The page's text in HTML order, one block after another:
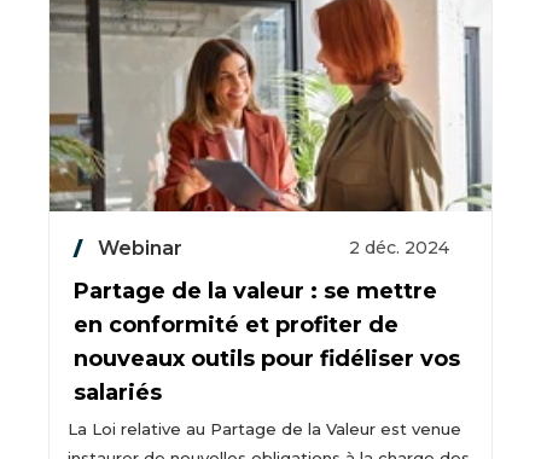
Webinar 2 déc. 2024
Partage de la valeur : se mettre
en conformité et profiter de
nouveaux outils pour fidéliser vos
salariés
La Loi relative au Partage de la Valeur est venue